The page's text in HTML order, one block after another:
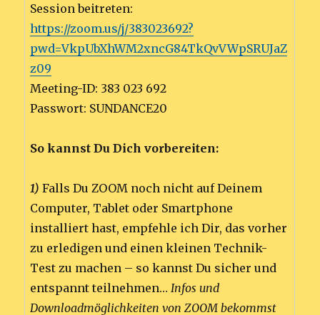
Session beitreten:
https://zoom.us/j/383023692?
pwd=VkpUbXhWM2xncG84TkQvVWpSRUJaZ
z09
Meeting-ID: 383 023 692
Passwort: SUNDANCE20
So kannst Du Dich vorbereiten:
1)Falls Du ZOOM noch nicht auf Deinem
Computer, Tablet oder Smartphone
installiert hast, empfehle ich Dir, das vorher
zu erledigen und einen kleinen Technik-
Test zu machen – so kannst Du sicher und
entspannt teilnehmen…Infos und
Downloadmöglichkeiten von ZOOM bekommst